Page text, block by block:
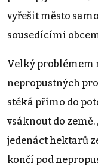
vyřešit město
sousedícími
Velký problémem
nepropustných
stéká přímo do
vsáknout do země.
jedenáct hektarů
končí pod